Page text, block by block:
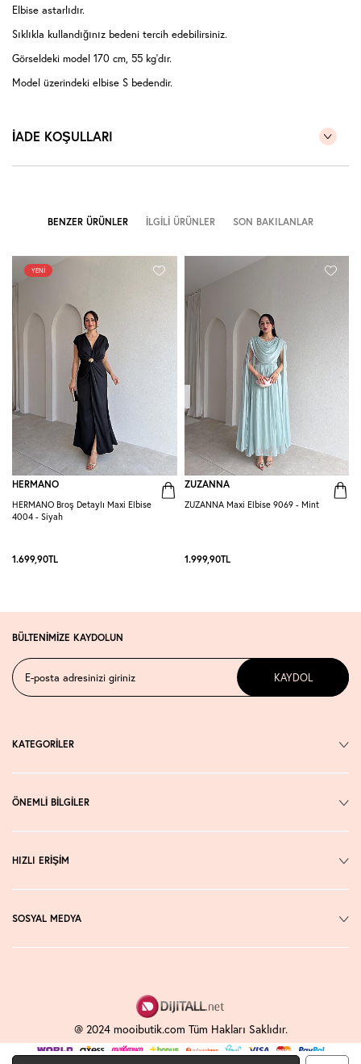
Elbise astarlıdır.
Sıklıkla kullandığınız bedeni tercih edebilirsiniz.
Görseldeki model 170 cm, 55 kg'dır.
Model üzerindeki elbise S bedendir.
İADE KOŞULLARI
BENZER ÜRÜNLER İLGILI ÜRÜNLER SON BAKILANLAR
YENI
HERMANO
HERMANO Broş Detaylı Maxi Elbise
4004 - Siyah
1.699,90TL
ZUZANNA
ZUZANNA Maxi Elbise 9069 - Mint
1.999,90TL
BÜLTENİMİZE KAYDOLUN
KAYDOL
KATEGORİLER
ÖNEMLİ BİLGİLER
HIZLI ERİŞİM
SOSYAL MEDYA
@ 2024 mooibutik.com Tüm Hakları Saklıdır.